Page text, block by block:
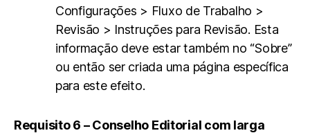
Configurações > Fluxo de Trabalho >
Revisão > Instruções para Revisão. Esta
informação deve estar também no “Sobre”
ou então ser criada uma página específica
para este efeito.
Requisito 6 – Conselho Editorial com larga